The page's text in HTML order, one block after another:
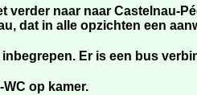
verder naar naar Castelnau-
dat in alle opzichten een
Er is een bus
op kamer.